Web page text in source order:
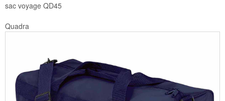
sac voyage QD45
Quadra